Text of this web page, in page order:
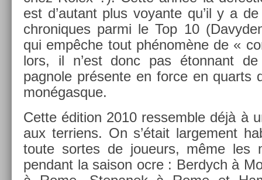
est d’autant plus voyan­te qu’il y a
chroniques parmi le Top 10
qui empêche tout phénomène de «
lors, il n’est donc pas éton­nant
pagnole présente en force en quarts
monégas­que.
Cette édi­tion 2010 re­ssemble déjà à
aux ter­riens. On s’était lar­ge­ment
toute sor­tes de joueurs, même les
pen­dant la saison ocre : Be­rdych à